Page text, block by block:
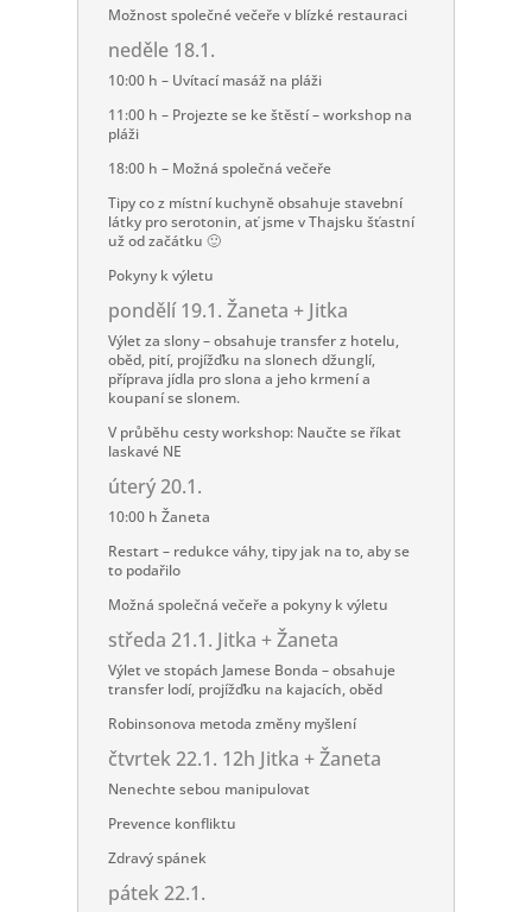
Možnost společné večeře v blízké restauraci
neděle 18.1.
10:00 h – Uvítací masáž na pláži
11:00 h – Projezte se ke štěstí – workshop na
pláži
18:00 h – Možná společná večeře
Tipy co z místní kuchyně obsahuje stavební
látky pro serotonin, ať jsme v Thajsku šťastní
už od začátku 🙂
Pokyny k výletu
pondělí 19.1. Žaneta + Jitka
Výlet za slony – obsahuje transfer z hotelu,
oběd, pití, projížďku na slonech džunglí,
příprava jídla pro slona a jeho krmení a
koupaní se slonem.
V průběhu cesty workshop: Naučte se říkat
laskavé NE
úterý 20.1.
10:00 h Žaneta
Restart – redukce váhy, tipy jak na to, aby se
to podařilo
Možná společná večeře a pokyny k výletu
středa 21.1. Jitka + Žaneta
Výlet ve stopách Jamese Bonda – obsahuje
transfer lodí, projížďku na kajacích, oběd
Robinsonova metoda změny myšlení
čtvrtek 22.1. 12h Jitka + Žaneta
Nenechte sebou manipulovat
Prevence konfliktu
Zdravý spánek
pátek 22.1.